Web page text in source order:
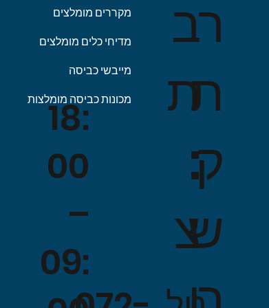
מקררים מומלצים
מדיחי כלים מומלצים
מייבשי כביסה
מכונות כביסה מומלצות
18:
00
–
09:
ב
ת
:
צ
ר
ת
ק
ש